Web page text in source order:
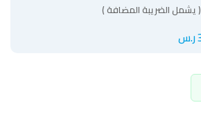
( يشمل الضريبة المضافة )